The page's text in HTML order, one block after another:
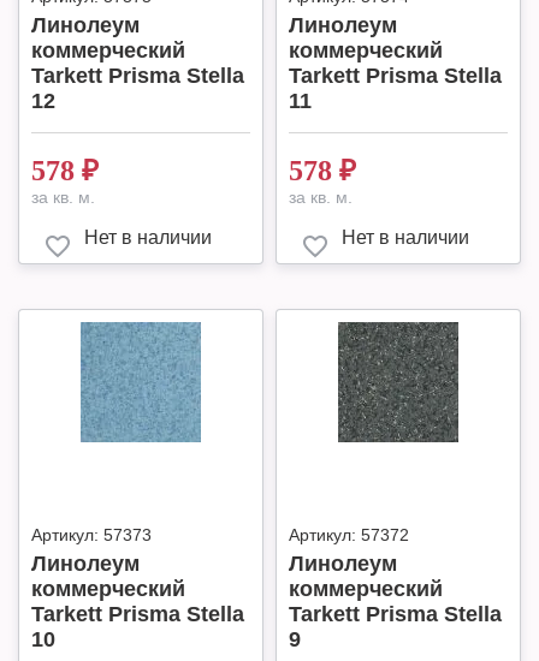
Линолеум
коммерческий
Tarkett Prisma Stella
12
578 ₽
за кв. м.
Нет в наличии
Линолеум
коммерческий
Tarkett Prisma Stella
11
578 ₽
за кв. м.
Нет в наличии
Артикул: 57373
Линолеум
коммерческий
Tarkett Prisma Stella
10
Артикул: 57372
Линолеум
коммерческий
Tarkett Prisma Stella
9